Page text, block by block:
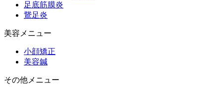
足底筋膜炎
鵞足炎
美容メニュー
小顔矯正
美容鍼
その他メニュー